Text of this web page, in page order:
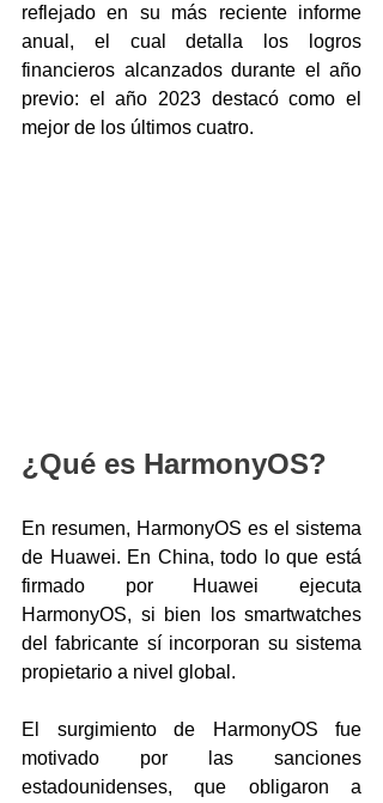
reflejado en su más reciente informe
anual, el cual detalla los logros
financieros alcanzados durante el año
previo: el año 2023 destacó como el
mejor de los últimos cuatro.
¿Qué es HarmonyOS?
En resumen, HarmonyOS es el sistema
de Huawei. En China, todo lo que está
firmado por Huawei ejecuta
HarmonyOS, si bien los smartwatches
del fabricante sí incorporan su sistema
propietario a nivel global.
El surgimiento de HarmonyOS fue
motivado por las sanciones
estadounidenses, que obligaron a